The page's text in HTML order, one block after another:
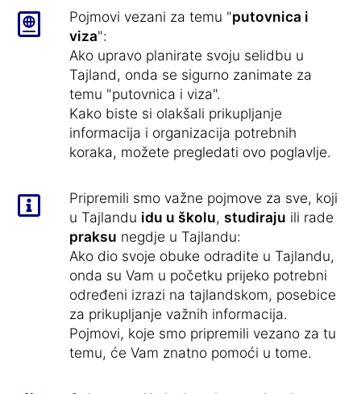
Pojmovi vezani za temu "putovnica i
viza":
Ako upravo planirate svoju selidbu u
Tajland, onda se sigurno zanimate za
temu "putovnica i viza".
Kako biste si olakšali prikupljanje
informacija i organizacija potrebnih
koraka, možete pregledati ovo poglavlje.
Pripremili smo važne pojmove za sve, koji
u Tajlandu idu u školu, studiraju ili rade
praksu negdje u Tajlandu:
Ako dio svoje obuke odradite u Tajlandu,
onda su Vam u početku prijeko potrebni
određeni izrazi na tajlandskom, posebice
za prikupljanje važnih informacija.
Pojmovi, koje smo pripremili vezano za tu
temu, će Vam znatno pomoći u tome.